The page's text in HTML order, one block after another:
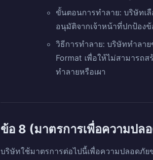
ขั้นตอนการทำลาย: บริษัทเ
อนุมัติจากเจ้าหน้าที่ปกป้อง
วิธีการทำลาย: บริษัททำลา
Format เพื่อให้ไม่สามารถ
ทำลายหรือเผา
ข้อ 8 (มาตรการเพื่อความป
บริษัทใช้มาตรการต่อไปนี้เพื่อความปลอดภั